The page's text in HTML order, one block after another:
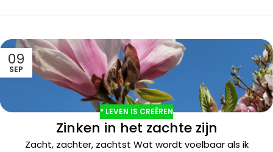
09
SEP
* LEVEN IS CREËREN
Zinken in het zachte zijn
Zacht, zachter, zachtst Wat wordt voelbaar als ik